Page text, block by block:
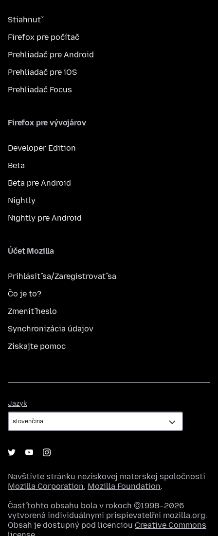
Stiahnuť
Firefox pre počítač
Prehliadač pre Android
Prehliadač pre iOS
Prehliadač Focus
Firefox pre vývojárov
Developer Edition
Beta
Beta pre Android
Nightly
Nightly pre Android
Účet Mozilla
Prihlásiť sa/Zaregistrovať sa
Čo je to?
Zmeniť heslo
Synchronizácia údajov
Získajte pomoc
Jazyk
Navštívte stránku neziskovej materskej spoločnosti
Mozilla Corporation, Mozilla Foundation.
Časť tohto obsahu bola v rokoch ©1998–2026
vytvorená individuálnymi prispievateľmi mozilla.org.
Obsah je dostupný pod licenciou Creative Commons